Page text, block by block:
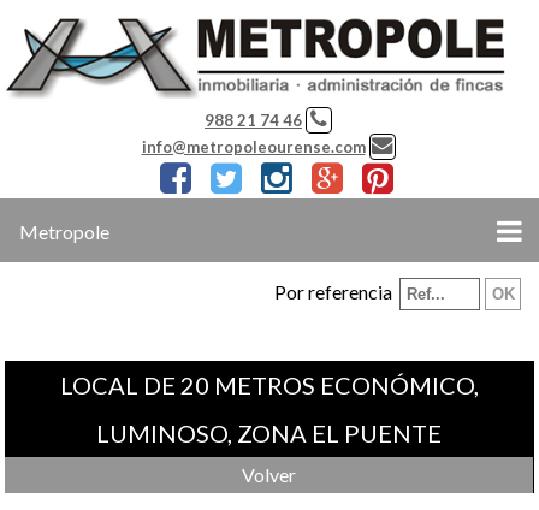
988 21 74 46
info@metropoleourense.com
Metropole
Por referencia
LOCAL DE 20 METROS ECONÓMICO,
LUMINOSO, ZONA EL PUENTE
Volver